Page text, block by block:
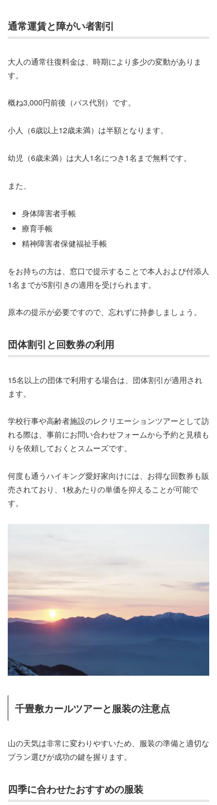
通常運賃と障がい者割引
大人の通常往復料金は、時期により多少の変動がありま
す。
概ね3,000円前後（バス代別）です。
小人（6歳以上12歳未満）は半額となります。
幼児（6歳未満）は大人1名につき1名まで無料です。
また、
身体障害者手帳
療育手帳
精神障害者保健福祉手帳
をお持ちの方は、窓口で提示することで本人および付添人
1名までが5割引きの適用を受けられます。
原本の提示が必要ですので、忘れずに持参しましょう。
団体割引と回数券の利用
15名以上の団体で利用する場合は、団体割引が適用され
ます。
学校行事や高齢者施設のレクリエーションツアーとして訪
れる際は、事前にお問い合わせフォームから予約と見積も
りを依頼しておくとスムーズです。
何度も通うハイキング愛好家向けには、お得な回数券も販
売されており、1枚あたりの単価を抑えることが可能で
す。
千畳敷カールツアーと服装の注意点
山の天気は非常に変わりやすいため、服装の準備と適切な
プラン選びが成功の鍵を握ります。
四季に合わせたおすすめの服装